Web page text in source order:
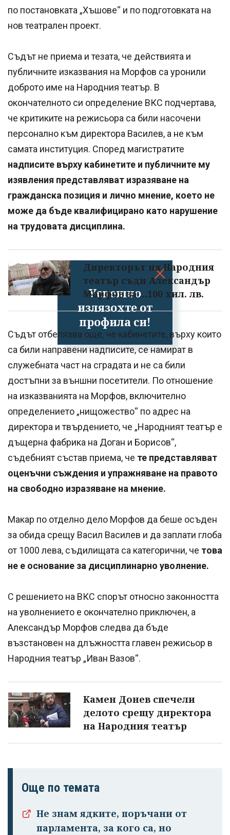
Успешно
излязохте от
профила си!
по постановката „Хъшове“ и по подготовката на
нов театрален проект.
Съдът не приема и тезата, че действията и
публичните изказвания на Морфов са уронили
доброто име на Народния театър. В
окончателното си определение ВКС подчертава,
че критиките на режисьора са били насочени
персонално към директора Василев, а не към
самата институция. Според магистратите
надписите върху кабинетите и публичните му
изявления представляват изразяване на
гражданска позиция и лично мнение, което не
може да бъде квалифицирано като нарушение
на трудовата дисциплина.
Директорът на Народния
театър съди Александър
Морфов за ...100 хил. лв.
Съдът отбелязва още, че кабинетите, върху които
са били направени надписите, се намират в
служебната част на сградата и не са били
достъпни за външни посетители. По отношение
на изказванията на Морфов, включително
определението „нищожество“ по адрес на
директора и твърдението, че „Народният театър е
дъщерна фабрика на Доган и Борисов“,
съдебният състав приема, че те представляват
оценъчни съждения и упражняване на правото
на свободно изразяване на мнение.
Макар по отделно дело Морфов да беше осъден
за обида срещу Васил Василев и да заплати глоба
от 1000 лева, съдилищата са категорични, че това
не е основание за дисциплинарно уволнение.
С решението на ВКС спорът относно законността
на уволнението е окончателно приключен, а
Александър Морфов следва да бъде
възстановен на длъжността главен режисьор в
Народния театър „Иван Вазов“.
Камен Донев спечели
делото срещу директора
на Народния театър
Още по темата
Не знам ядките, поръчани от
парламента, за кого са, но